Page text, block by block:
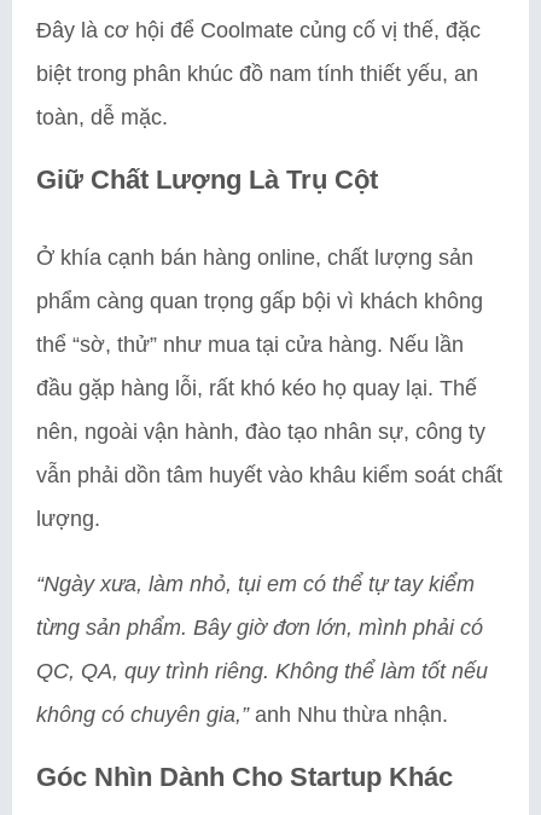
Đây là cơ hội để Coolmate củng cố vị thế, đặc
biệt trong phân khúc đồ nam tính thiết yếu, an
toàn, dễ mặc.
Giữ Chất Lượng Là Trụ Cột
Ở khía cạnh bán hàng online, chất lượng sản
phẩm càng quan trọng gấp bội vì khách không
thể “sờ, thử” như mua tại cửa hàng. Nếu lần
đầu gặp hàng lỗi, rất khó kéo họ quay lại. Thế
nên, ngoài vận hành, đào tạo nhân sự, công ty
vẫn phải dồn tâm huyết vào khâu kiểm soát chất
lượng.
“Ngày xưa, làm nhỏ, tụi em có thể tự tay kiểm
từng sản phẩm. Bây giờ đơn lớn, mình phải có
QC, QA, quy trình riêng. Không thể làm tốt nếu
không có chuyên gia,”anh Nhu thừa nhận.
Góc Nhìn Dành Cho Startup Khác